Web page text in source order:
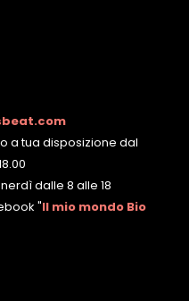
a tua disposizione dal
dalle 8 alle 18
"Il mio mondo Bio